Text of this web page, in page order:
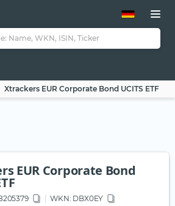
Xtrackers EUR Corporate Bond UCITS ETF
EUR Corporate Bond
WKN: DBX0EY